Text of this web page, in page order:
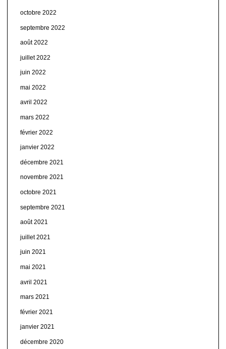
octobre 2022
septembre 2022
août 2022
juillet 2022
juin 2022
mai 2022
avril 2022
mars 2022
février 2022
janvier 2022
décembre 2021
novembre 2021
octobre 2021
septembre 2021
août 2021
juillet 2021
juin 2021
mai 2021
avril 2021
mars 2021
février 2021
janvier 2021
décembre 2020